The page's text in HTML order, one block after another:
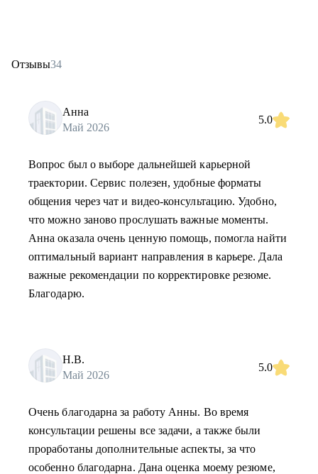
Отзывы34
Анна
Май 2026
5.0
Вопрос был о выборе дальнейшей карьерной
траектории. Сервис полезен, удобные форматы
общения через чат и видео-консультацию. Удобно,
что можно заново прослушать важные моменты.
Анна оказала очень ценную помощь, помогла найти
оптимальный вариант направления в карьере. Дала
важные рекомендации по корректировке резюме.
Благодарю.
Н.В.
Май 2026
5.0
Очень благодарна за работу Анны. Во время
консультации решены все задачи, а также были
проработаны дополнительные аспекты, за что
особенно благодарна. Дана оценка моему резюме,